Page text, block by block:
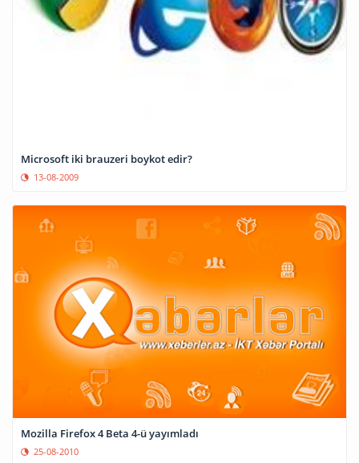
Microsoft iki brauzeri boykot edir?
13-08-2009
Mozilla Firefox 4 Beta 4-ü yayımladı
25-08-2010